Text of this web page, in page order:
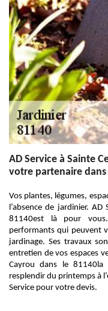
AD Service à Sainte
votre partenaire
Vos plantes, légumes,
l’absence de jardinier.
81140est là pour
performants qui peuvent
jardinage. Ses travaux
entretien de vos espaces
Cayrou dans le
resplendir du printemps à
Service pour votre devis.